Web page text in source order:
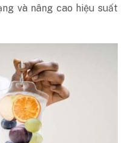
và nâng cao hiệu suất